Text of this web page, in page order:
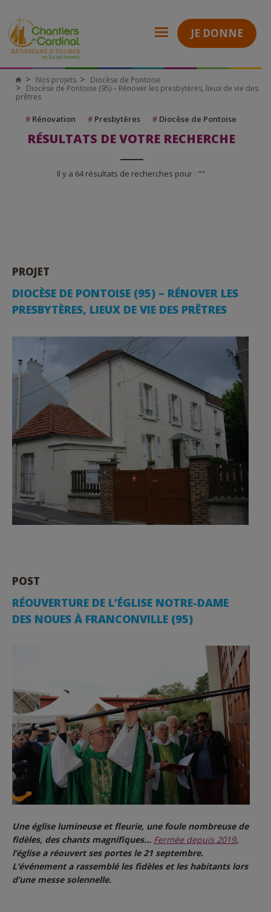
JE DONNE
Nos projets
Diocèse de Pontoise
Diocèse de Pontoise (95) – Rénover les presbytères, lieux de vie des
prêtres
# Rénovation # Presbytères # Diocèse de Pontoise
RÉSULTATS DE VOTRE RECHERCHE
Il y a 64 résultats de recherches pour : ""
PROJET
DIOCÈSE DE PONTOISE (95) – RÉNOVER LES
PRESBYTÈRES, LIEUX DE VIE DES PRÊTRES
POST
RÉOUVERTURE DE L’ÉGLISE NOTRE-DAME
DES NOUES À FRANCONVILLE (95)
Une église lumineuse et fleurie, une foule nombreuse de
fidèles, des chants magnifiques… Fermée depuis 2019,
l’église a réouvert ses portes le 21 septembre.
L’événement a rassemblé les fidèles et les habitants lors
d’une messe solennelle.